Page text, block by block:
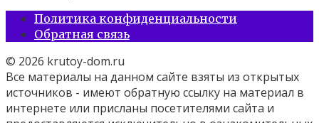
Политика конфиденциальности
Обратная связь
© 2026 krutoy-dom.ru
Все материалы на данном сайте взяты из открытых
источников - имеют обратную ссылку на материал в
интернете или присланы посетителями сайта и